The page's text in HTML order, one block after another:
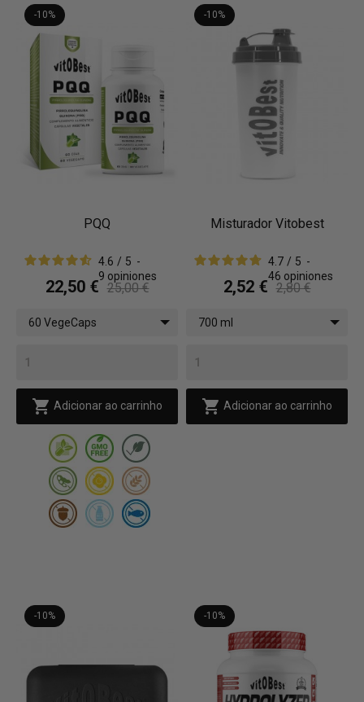
-10%
PQQ
4.6 / 5 -
9 opiniones
22,50 € 25,00 €
60 VegeCaps
 Adicionar ao carrinho
-10%
Misturador Vitobest
4.7 / 5 -
46 opiniones
2,52 € 2,80 €
700 ml
 Adicionar ao carrinho
-10% -10%